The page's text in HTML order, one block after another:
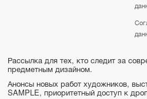
Рассылка для тех, кто следит за
предметным дизайном.
Анонсы новых работ художников,
SAMPLE, приоритетный доступ к